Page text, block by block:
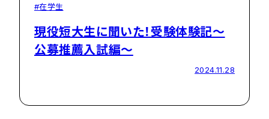
#在学生
現役短大生に聞いた！受験体験記～
公募推薦入試編～
2024.11.28